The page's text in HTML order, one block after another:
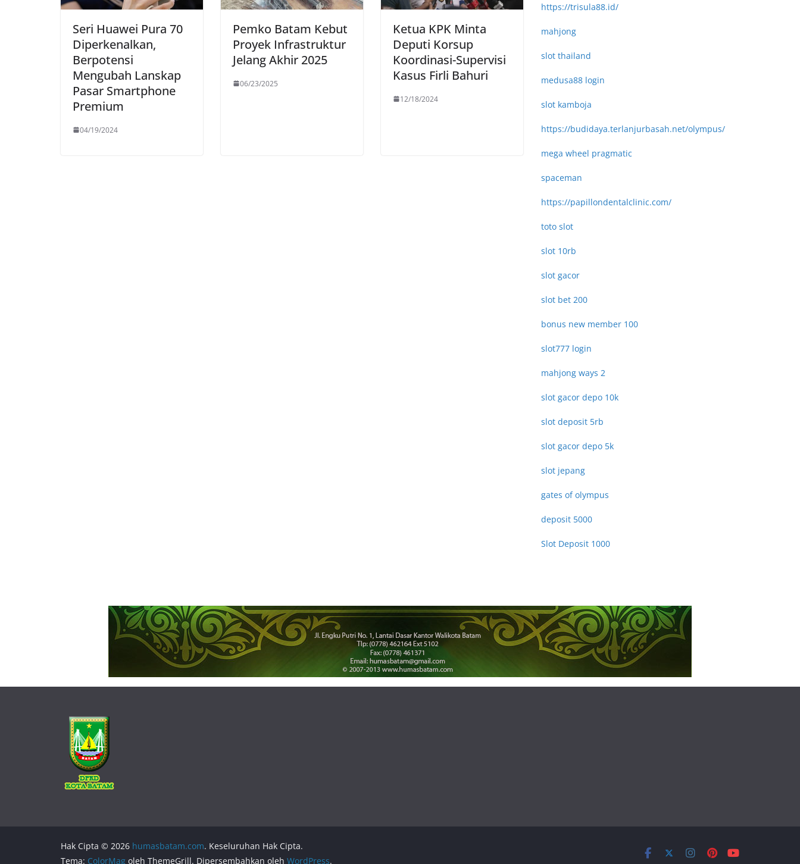
Seri Huawei Pura 70
Diperkenalkan,
Berpotensi
Mengubah Lanskap
Pasar Smartphone
Premium
04/19/2024
Pemko Batam Kebut
Proyek Infrastruktur
Jelang Akhir 2025
06/23/2025
Ketua KPK Minta
Deputi Korsup
Koordinasi-Supervisi
Kasus Firli Bahuri
12/18/2024
https://trisula88.id/
mahjong
slot thailand
medusa88 login
slot kamboja
https://budidaya.terlanjurbasah.net/olympus/
mega wheel pragmatic
spaceman
https://papillondentalclinic.com/
toto slot
slot 10rb
slot gacor
slot bet 200
bonus new member 100
slot777 login
mahjong ways 2
slot gacor depo 10k
slot deposit 5rb
slot gacor depo 5k
slot jepang
gates of olympus
deposit 5000
Slot Deposit 1000
Hak Cipta © 2026 humasbatam.com. Keseluruhan Hak Cipta.
Tema: ColorMag oleh ThemeGrill. Dipersembahkan oleh WordPress.